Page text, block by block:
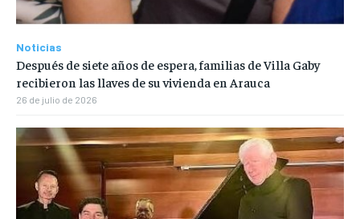
Noticias
Después de siete años de espera, familias de Villa Gaby
recibieron las llaves de su vivienda en Arauca
26 de julio de 2026